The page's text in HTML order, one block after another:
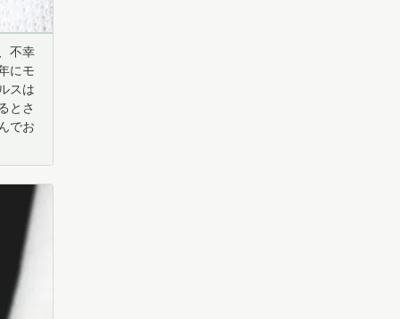
不幸
にモ
スは
とさ
でお